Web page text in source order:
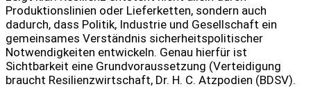
Produktionslinien oder Lieferketten, sondern auch
dadurch, dass Politik, Industrie und Gesellschaft ein
gemeinsames Verständnis sicherheitspolitischer
Notwendigkeiten entwickeln. Genau hierfür ist
Sichtbarkeit eine Grundvoraussetzung (Verteidigung
braucht Resilienzwirtschaft, Dr. H. C. Atzpodien (BDSV).